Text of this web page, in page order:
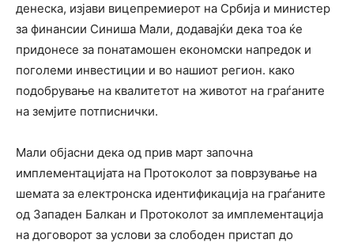
денеска, изјави вицепремиерот на Србија и министер
за финансии Синиша Мали, додавајќи дека тоа ќе
придонесе за понатамошен економски напредок и
поголеми инвестиции и во нашиот регион. како
подобрување на квалитетот на животот на граѓаните
на земјите потписнички.
Мали објасни дека од прив март започна
имплементацијата на Протоколот за поврзување на
шемата за електронска идентификација на граѓаните
од Западен Балкан и Протоколот за имплементација
на договорот за услови за слободен пристап до